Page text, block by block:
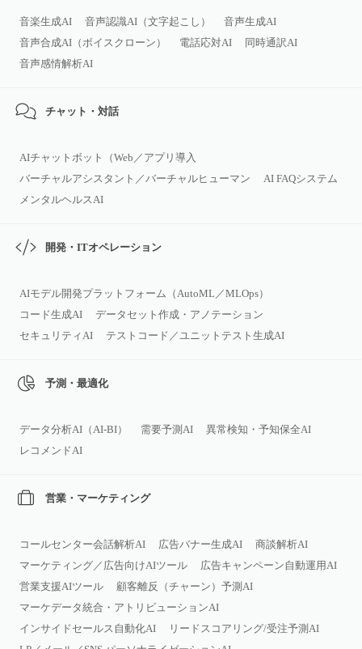
音楽生成AI 音声認識AI（文字起こし）
音声生成AI
音声合成AI（ボイスクローン）
電話応対AI
同時通訳AI
音声感情解析AI
チャット・対話
AIチャットボット（Web／アプリ導入
バーチャルアシスタント／バーチャルヒューマン
AI FAQシステム
メンタルヘルスAI
開発・ITオペレーション
AIモデル開発プラットフォーム（AutoML／MLOps）
コード生成AI
データセット作成・アノテーション
セキュリティAI
テストコード／ユニットテスト生成AI
予測・最適化
データ分析AI（AI‑BI） 需要予測AI
異常検知・予知保全AI
レコメンドAI
営業・マーケティング
コールセンター会話解析AI 広告バナー生成AI
商談解析AI
マーケティング／広告向けAIツール
広告キャンペーン自動運用AI
営業支援AIツール
顧客離反（チャーン）予測AI
マーケデータ統合・アトリビューションAI
インサイドセールス自動化AI
リードスコアリング/受注予測AI